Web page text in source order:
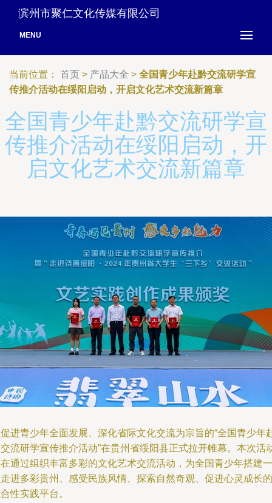
滨州市聚仁文化传媒有限公司
MENU
当前位置： 首页 > 产品大全 > 全国青少年赴黔交流研学宣
传推介活动在绥阳启动，开启文化艺术交流新篇章
全国青少年赴黔交流研学宣
传推介活动在绥阳启动，开
启文化艺术交流新篇章
进青少年全面发展、深化省际文化交流为宗旨的“全国青少年
流研学宣传推介活动”在贵州省绥阳县正式拉开帷幕。本次活
通过组织丰富多彩的文化艺术交流活动，为全国青少年搭建一
进多彩贵州、感受民族风情、探索自然奇观、促进心灵成长的
性实践平台。